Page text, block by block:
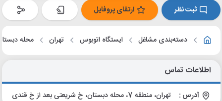
ثبت نظر ارتقای پروفایل
دسته‌بندی مشاغل ایستگاه اتوبوس تهران محله
اطلاعات تماس
آدرس : تهران، منطقه 7، محله دبستان، خ شریعتی بعد از خ قندی